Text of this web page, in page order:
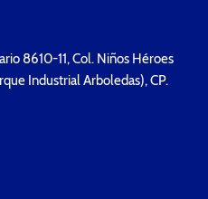
8610-11, Col. Niños Héroes
Industrial Arboledas), CP.